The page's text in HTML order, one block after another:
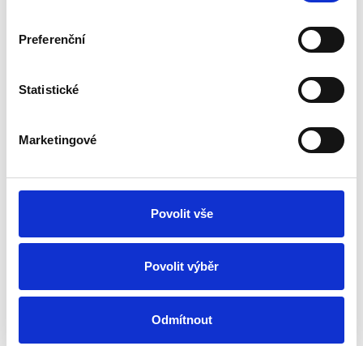
Preferenční
Statistické
Marketingové
Povolit vše
Povolit výběr
Odmítnout
Donnerstag, 13.8. bei Ihnen zu Hause
13.26 € ohne MwSt.
90° Bogen zu Rohr mit Innen Ø200,aus verzinktem Blech,für die